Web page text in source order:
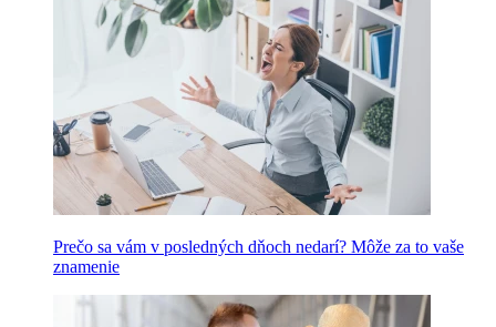
Prečo sa vám v posledných dňoch nedarí? Môže za to vaše
znamenie